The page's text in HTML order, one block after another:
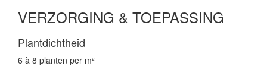
VERZORGING & TOEPASSING
Plantdichtheid
6 à 8 planten per m²